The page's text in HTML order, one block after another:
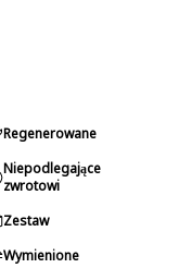
Regenerowane
Niepodlegające
zwrotowi
Zestaw
Wymienione